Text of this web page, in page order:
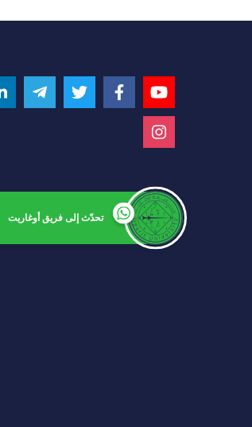
تحدّث إلى فريق أوغاريت